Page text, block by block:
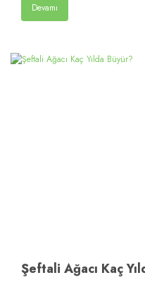
Devamı
Şeftali Ağacı Kaç